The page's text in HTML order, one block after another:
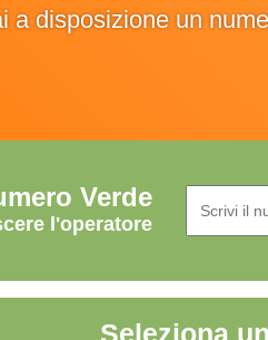
a disposizione un
Verde
l'operatore
Seleziona